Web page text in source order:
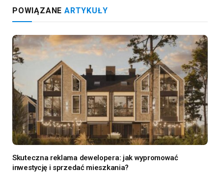
POWIĄZANE ARTYKUŁY
Skuteczna reklama dewelopera: jak wypromować
inwestycję i sprzedać mieszkania?